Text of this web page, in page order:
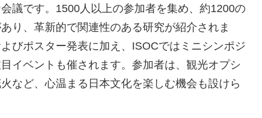
議です。1500人以上の参加者を集め、約1200の
り、革新的で関連性のある研究が紹介されま
びポスター発表に加え、ISOCではミニシンポジ
イベントも催されます。参加者は、観光オプシ
など、心温まる日本文化を楽しむ機会も設けら